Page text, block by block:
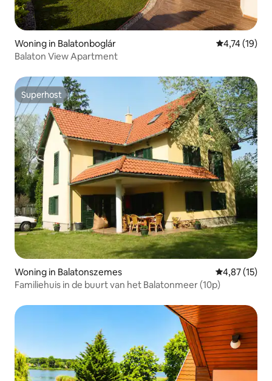
Woning in Balatonboglár Gemiddelde
4,74 (19)
Balaton View Apartment
Superhost
Superhost
Woning in Balatonszemes Gemiddelde
4,87 (15)
Familiehuis in de buurt van het Balatonmeer (10p)